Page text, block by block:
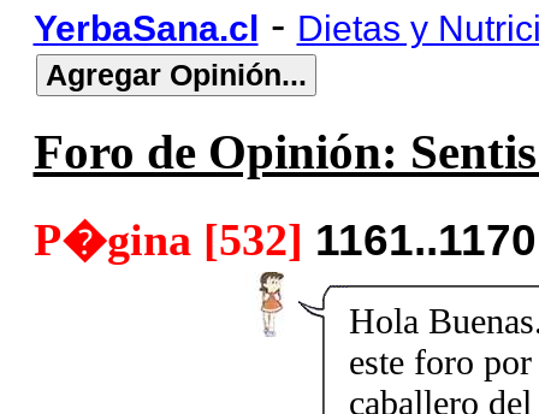
YerbaSana.cl - Dietas y
Foro de Opinión:
P�gina [532]
Hola
este foro
caballero